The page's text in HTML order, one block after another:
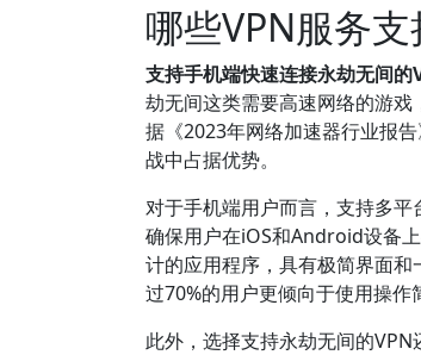
哪些VPN服务
支持手机端快速连接永劫无间的
劫无间这类需要高速网络的游戏
据《2023年网络加速器行业报
战中占据优势。
对于手机端用户而言，支持多平
确保用户在iOS和Android设备
计的应用程序，具有极简界面
过70%的用户更倾向于使用操作
此外，选择支持永劫无间的